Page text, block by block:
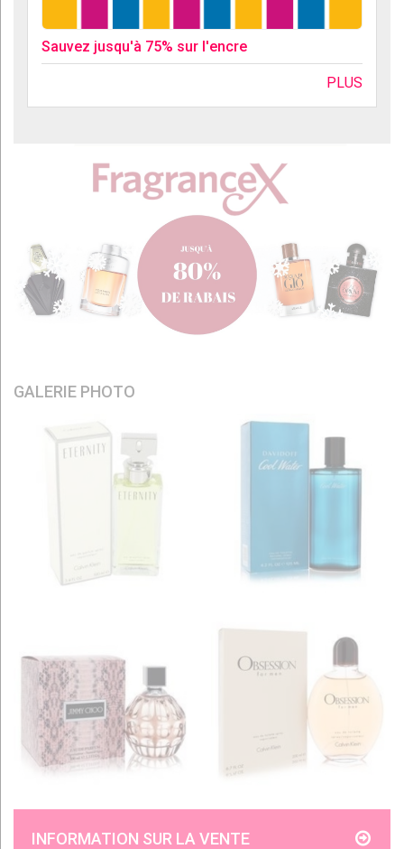
Sauvez jusqu'à 75% sur l'encre
PLUS
GALERIE PHOTO
INFORMATION SUR LA VENTE